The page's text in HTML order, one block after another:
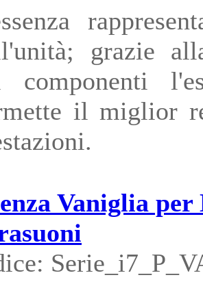
grazie
componenti
il miglior
Vaniglia